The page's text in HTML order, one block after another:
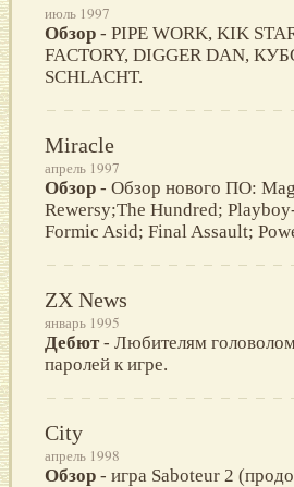
июль 1997
Обзор - PIPE WORK, KIK
FACTORY, DIGGER DAN,
SCHLACHT.
Miracle
апрель 1997
Обзор - Обзор нового ПО:
Rewersy;The Hundred;
Formic Asid; Final Assault;
ZX News
январь 1995
Дебют- Любителям
паролей к игре.
City
апрель 1998
Обзор - игра Saboteur 2